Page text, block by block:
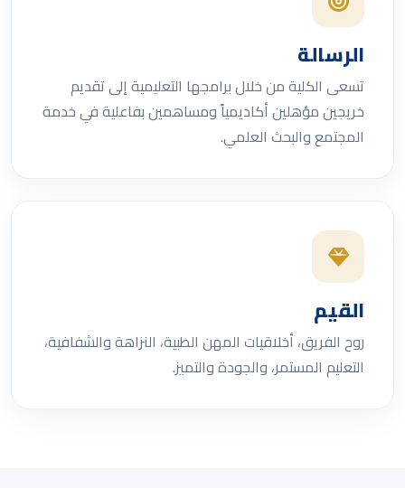
الرسالة
تسعى الكلية من خلال برامجها التعليمية إلى تقديم
خريجين مؤهلين أكاديمياً ومساهمين بفاعلية في خدمة
المجتمع والبحث العلمي.
القيم
روح الفريق، أخلاقيات المهن الطبية، النزاهة والشفافية،
التعليم المستمر، والجودة والتميز.